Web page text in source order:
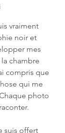
vraiment
noir et
mes
chambre
compris que
qui me
photo
suis offert